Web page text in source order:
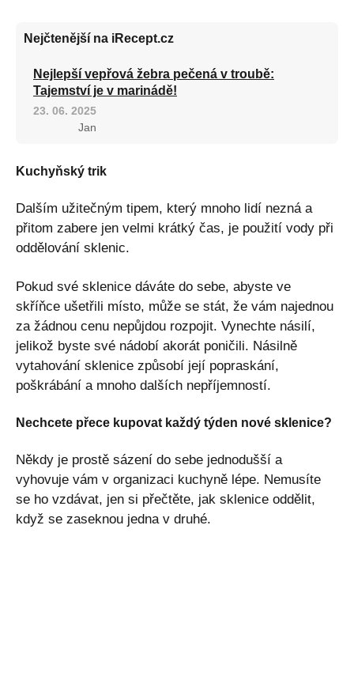
Nejčtenější na iRecept.cz
Nejlepší vepřová žebra pečená v troubě:
Tajemství je v marinádě!
23. 06. 2025
Jan
Kuchyňský trik
Dalším užitečným tipem, který mnoho lidí nezná a
přitom zabere jen velmi krátký čas, je použití vody při
oddělování sklenic.
Pokud své sklenice dáváte do sebe, abyste ve
skříňce ušetřili místo, může se stát, že vám najednou
za žádnou cenu nepůjdou rozpojit. Vynechte násilí,
jelikož byste své nádobí akorát poničili. Násilně
vytahování sklenice způsobí její popraskání,
poškrábání a mnoho dalších nepříjemností.
Nechcete přece kupovat každý týden nové sklenice?
Někdy je prostě sázení do sebe jednodušší a
vyhovuje vám v organizaci kuchyně lépe. Nemusíte
se ho vzdávat, jen si přečtěte, jak sklenice oddělit,
když se zaseknou jedna v druhé.